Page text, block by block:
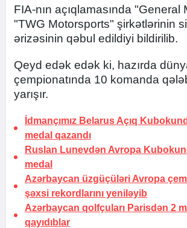
FIA-nın açıqlamasında "General
"TWG Motorsports" şirkətlərinin
ərizəsinin qəbul edildiyi bildirilib.
Qeyd edək edək ki, hazırda
çempionatında 10 komanda
yarışır.
İdmançımız Belarus Açıq
medal qazandı
Ruslan Lunevdən Avropa
medal
Azərbaycan üzgüçüləri Avropa
şəxsi rekordlarını yeniləyib
Azərbaycan qolfçuları Parisdən 2
qayıdıblar